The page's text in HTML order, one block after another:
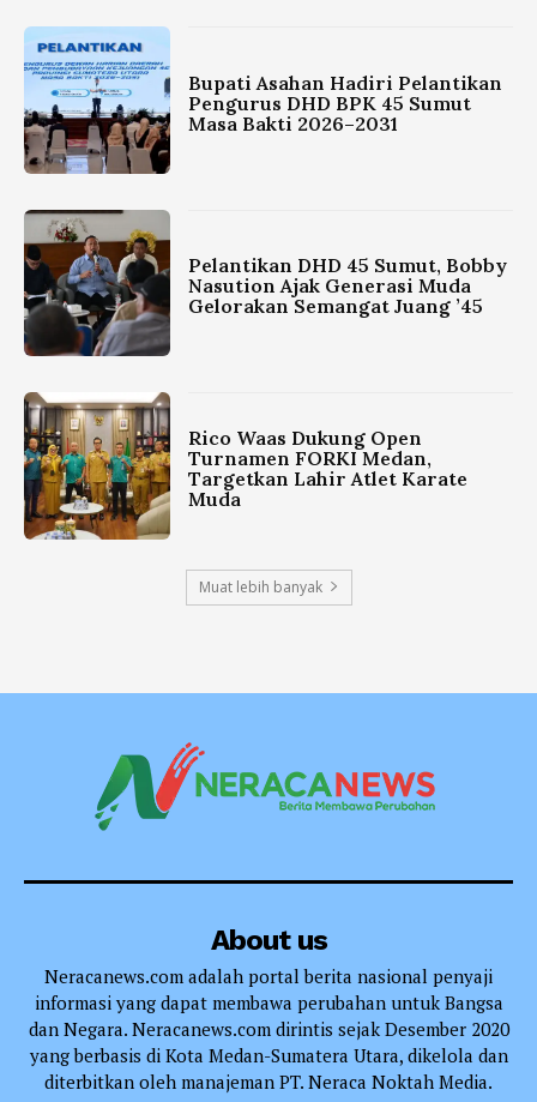
Bupati Asahan Hadiri Pelantikan
Pengurus DHD BPK 45 Sumut
Masa Bakti 2026–2031
Pelantikan DHD 45 Sumut, Bobby
Nasution Ajak Generasi Muda
Gelorakan Semangat Juang ’45
Rico Waas Dukung Open
Turnamen FORKI Medan,
Targetkan Lahir Atlet Karate
Muda
Muat lebih banyak
About us
Neracanews.com adalah portal berita nasional penyaji
informasi yang dapat membawa perubahan untuk Bangsa
dan Negara. Neracanews.com dirintis sejak Desember 2020
yang berbasis di Kota Medan-Sumatera Utara, dikelola dan
diterbitkan oleh manajeman PT. Neraca Noktah Media.